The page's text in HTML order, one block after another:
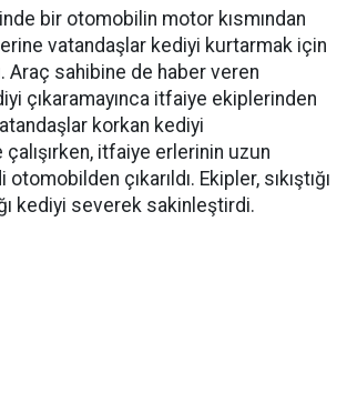
bir otomobilin motor kısmından
vatandaşlar kediyi kurtarmak için
Araç sahibine de haber veren
çıkaramayınca itfaiye ekiplerinden
korkan kediyi
itfaiye erlerinin uzun
çıkarıldı. Ekipler, sıkıştığı
kediyi severek sakinleştirdi.